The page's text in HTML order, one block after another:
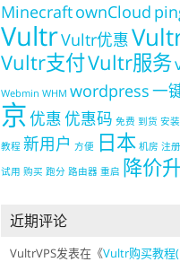
MinecraftownCloud
VultrVultr优惠
Vultr支付Vultr服务
Webmin WHM wordpress一
京优惠优惠码 免费 到货 安装
教程 新用户 方便 日本 机房 注册
试用 购买 跑分 路由器 重启 降价
近期评论
VultrVPS发表在《Vultr购买教程